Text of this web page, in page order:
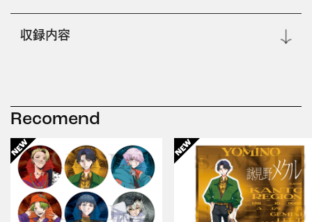
収録内容
Recomend